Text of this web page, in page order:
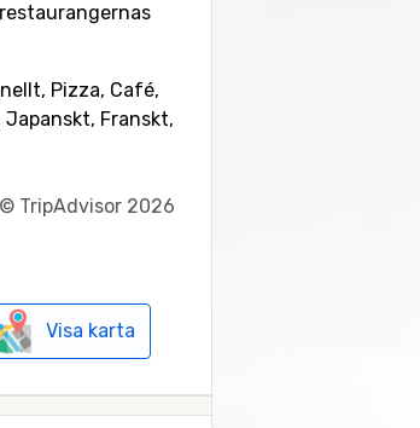
Pizza, Café,
Japanskt, Franskt,
© TripAdvisor 2026
Visa karta